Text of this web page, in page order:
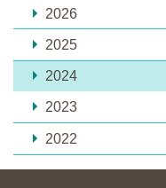
2026
2025
2024
2023
2022